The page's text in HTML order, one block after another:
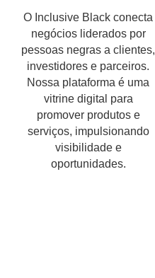
O Inclusive Black conecta
negócios liderados por
pessoas negras a clientes,
investidores e parceiros.
Nossa plataforma é uma
vitrine digital para
promover produtos e
serviços, impulsionando
visibilidade e
oportunidades.